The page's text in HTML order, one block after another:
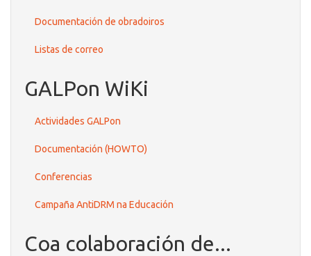
Documentación de obradoiros
Listas de correo
GALPon WiKi
Actividades GALPon
Documentación (HOWTO)
Conferencias
Campaña AntiDRM na Educación
Coa colaboración de...